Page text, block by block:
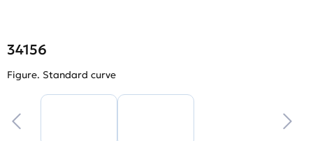
34156
Figure. Standard curve